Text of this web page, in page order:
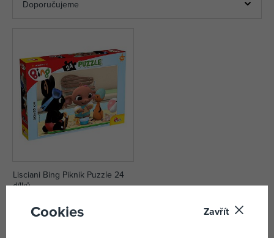
Lisciani Bing Piknik Puzzle 24
dílků
119 Kč
Cookies Zavřít